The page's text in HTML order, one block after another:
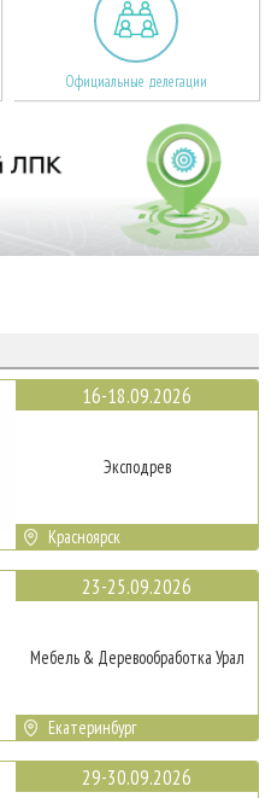
Официальные делегации
16-18.09.2026
Эксподрев
Красноярск
23-25.09.2026
Мебель & Деревообработка Урал
Екатеринбург
29-30.09.2026